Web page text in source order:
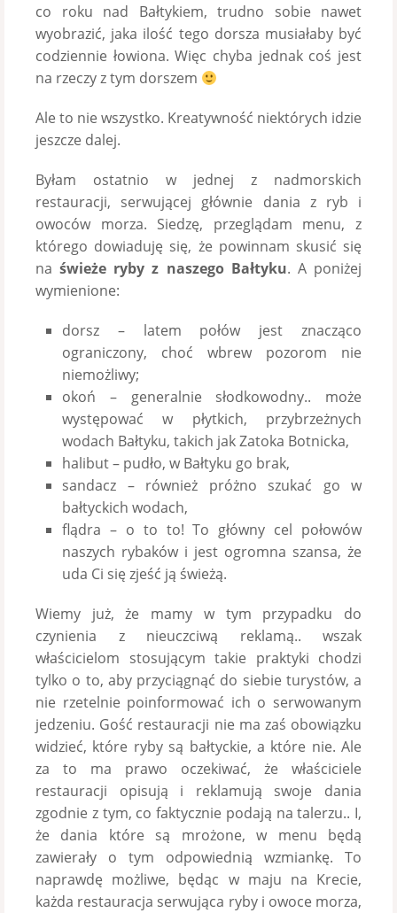
co roku nad Bałtykiem, trudno sobie nawet
wyobrazić, jaka ilość tego dorsza musiałaby być
codziennie łowiona. Więc chyba jednak coś jest
na rzeczy z tym dorszem
Ale to nie wszystko. Kreatywność niektórych idzie
jeszcze dalej.
Byłam ostatnio w jednej z nadmorskich
restauracji, serwującej głównie dania z ryb i
owoców morza. Siedzę, przeglądam menu, z
którego dowiaduję się, że powinnam skusić się
naświeże ryby z naszego Bałtyku. A poniżej
wymienione:
dorsz – latem połów jest znacząco
ograniczony, choć wbrew pozorom nie
niemożliwy;
okoń – generalnie słodkowodny.. może
występować w płytkich, przybrzeżnych
wodach Bałtyku, takich jak Zatoka Botnicka,
halibut – pudło, w Bałtyku go brak,
sandacz – również próżno szukać go w
bałtyckich wodach,
flądra – o to to! To główny cel połowów
naszych rybaków i jest ogromna szansa, że
uda Ci się zjeść ją świeżą.
Wiemy już, że mamy w tym przypadku do
czynienia z nieuczciwą reklamą.. wszak
właścicielom stosującym takie praktyki chodzi
tylko o to, aby przyciągnąć do siebie turystów, a
nie rzetelnie poinformować ich o serwowanym
jedzeniu. Gość restauracji nie ma zaś obowiązku
widzieć, które ryby są bałtyckie, a które nie. Ale
za to ma prawo oczekiwać, że właściciele
restauracji opisują i reklamują swoje dania
zgodnie z tym, co faktycznie podają na talerzu.. I,
że dania które są mrożone, w menu będą
zawierały o tym odpowiednią wzmiankę. To
naprawdę możliwe, będąc w maju na Krecie,
każda restauracja serwująca ryby i owoce morza,